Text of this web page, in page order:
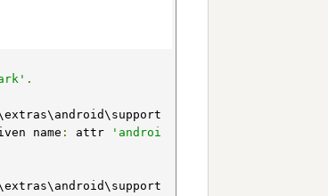
.
name : attr
'androi